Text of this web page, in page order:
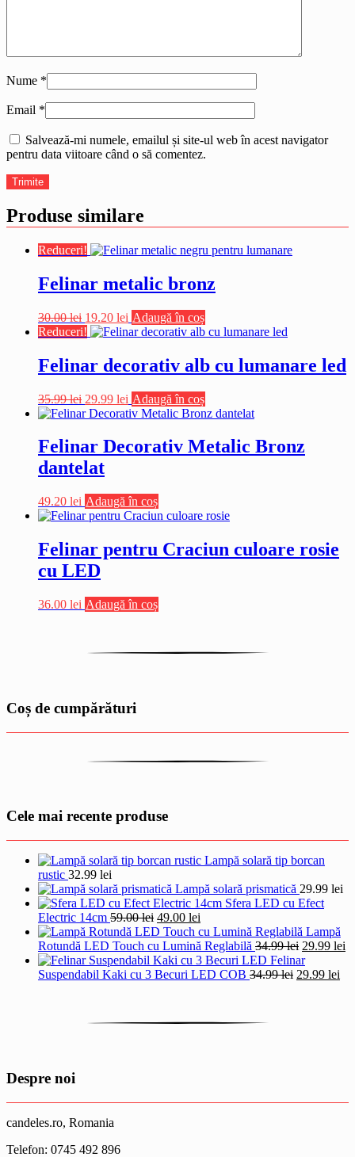
Nume *
Email *
Salvează-mi numele, emailul și site-ul web în acest navigator
pentru data viitoare când o să comentez.
Produse similare
Reduceri!
Felinar metalic bronz
30.00lei Prețul
inițial
30.00 lei.
19.20 lei Prețul
curent
19.20 lei.
Adaugă în coș
Reduceri!
Felinar decorativ alb cu lumanare led
35.99lei Prețul
inițial
fost:
35.99 lei.
29.99 lei Prețul
curent
29.99 lei.
Adaugă în coș
Felinar Decorativ Metalic Bronz
dantelat
49.20 lei Adaugă în coș
Felinar pentru Craciun culoare rosie
cu LED
36.00 lei Adaugă în coș
Coș de cumpărături
Cele mai recente produse
Lampă solară tip borcan
rustic 32.99 lei
Lampă solară prismatică 29.99 lei
Sfera LED cu Efect
Electric 14cm 59.00lei Prețul
inițial
a
fost:
59.00 lei.
49.00 lei
curent
este:
49.00 lei.
Lampă
Rotundă LED Touch cu Lumină Reglabilă 34.99lei Prețul
inițial
a
29.99 lei
Felinar
Suspendabil Kaki cu 3 Becuri LED COB 34.99lei Prețul
29.99 lei
Despre noi
candeles.ro, Romania
Telefon: 0745 492 896